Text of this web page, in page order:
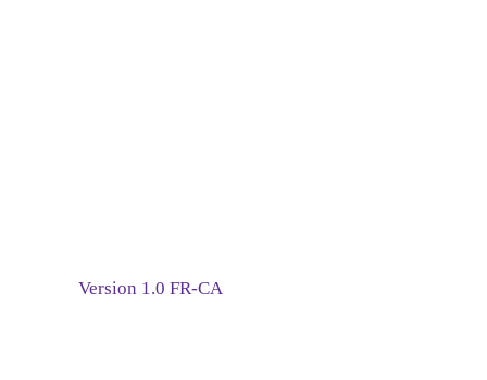
Version 1.0 FR-CA